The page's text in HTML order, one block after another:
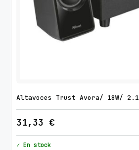
Altavoces Trust Avora/ 18W/ 2.1
31,33 €
✓ En stock